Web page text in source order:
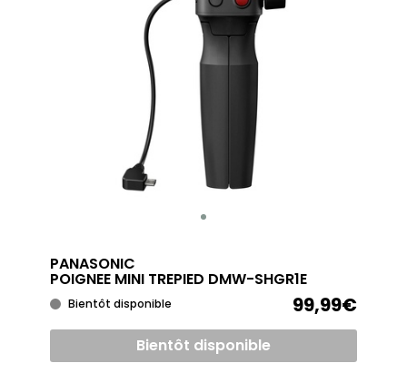
PANASONIC
POIGNEE MINI TREPIED DMW-SHGR1E
Bientôt disponible 99,99€
Bientôt disponible